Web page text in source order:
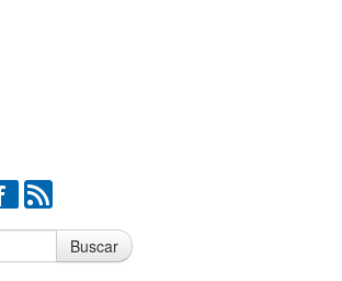
Buscar